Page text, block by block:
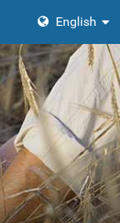
English